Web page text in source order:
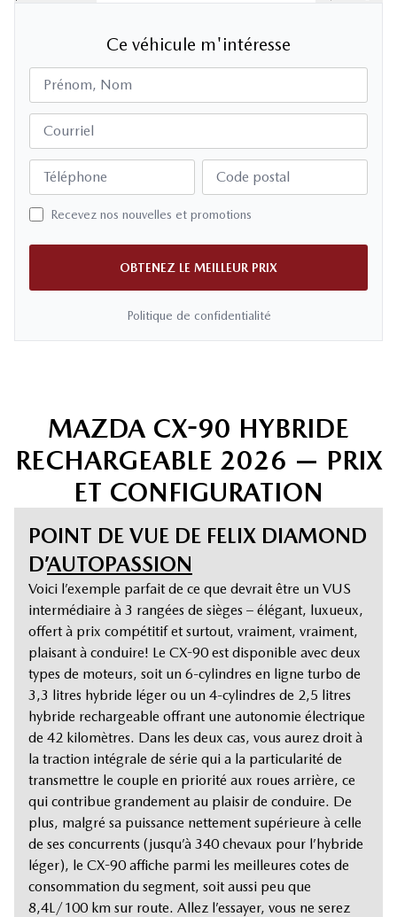
Ce véhicule m'intéresse
Prénom, Nom
Courriel
Téléphone Code postal
Recevez nos nouvelles et promotions
OBTENEZ LE MEILLEUR PRIX
Politique de confidentialité
MAZDA CX-90 HYBRIDE
RECHARGEABLE 2026 — PRIX
ET CONFIGURATION
POINT DE VUE DE FELIX DIAMOND
D’AUTOPASSION
Voici l’exemple parfait de ce que devrait être un VUS
intermédiaire à 3 rangées de sièges – élégant, luxueux,
offert à prix compétitif et surtout, vraiment, vraiment,
plaisant à conduire! Le CX-90 est disponible avec deux
types de moteurs, soit un 6-cylindres en ligne turbo de
3,3 litres hybride léger ou un 4-cylindres de 2,5 litres
hybride rechargeable offrant une autonomie électrique
de 42 kilomètres. Dans les deux cas, vous aurez droit à
la traction intégrale de série qui a la particularité de
transmettre le couple en priorité aux roues arrière, ce
qui contribue grandement au plaisir de conduire. De
plus, malgré sa puissance nettement supérieure à celle
de ses concurrents (jusqu’à 340 chevaux pour l’hybride
léger), le CX-90 affiche parmi les meilleures cotes de
consommation du segment, soit aussi peu que
8,4L/100 km sur route. Allez l’essayer, vous ne serez